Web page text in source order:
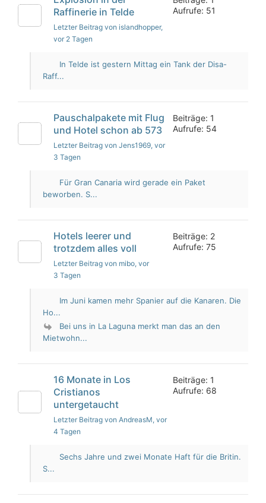
Raffinerie in Telde
Letzter Beitrag von islandhopper,
vor 2 Tagen
Aufrufe: 51
In Telde ist gestern Mittag ein Tank der Disa-
Raff...
Pauschalpakete mit Flug
und Hotel schon ab 573
Letzter Beitrag von Jens1969, vor
3 Tagen
Beiträge: 1
Aufrufe: 54
Für Gran Canaria wird gerade ein Paket
beworben. S...
Hotels leerer und
trotzdem alles voll
Letzter Beitrag von mibo, vor
3 Tagen
Beiträge: 2
Aufrufe: 75
Im Juni kamen mehr Spanier auf die Kanaren. Die
Ho...
Bei uns in La Laguna merkt man das an den
Mietwohn...
16 Monate in Los
Cristianos
untergetaucht
Letzter Beitrag von AndreasM, vor
4 Tagen
Beiträge: 1
Aufrufe: 68
Sechs Jahre und zwei Monate Haft für die Britin.
S...